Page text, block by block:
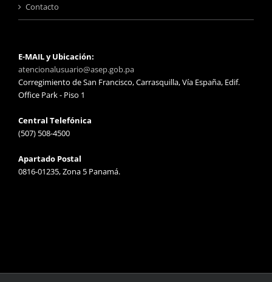
Contacto
E-MAIL y Ubicación:
atencionalusuario@asep.gob.pa
Corregimiento de San Francisco, Carrasquilla, Vía España, Edif.
Office Park - Piso 1
Central Telefónica
(507) 508-4500
Apartado Postal
0816-01235, Zona 5 Panamá.